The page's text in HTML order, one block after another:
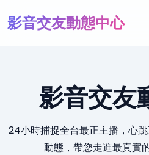
影音交友動態中心
影音交友
24小時捕捉全台最正主播，心
動態，帶您走進最真實